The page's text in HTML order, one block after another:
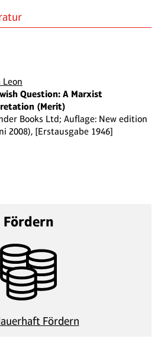
Leon
Question: A Marxist
(Merit)
Books Ltd; Auflage: New edition
2008), [Erstausgabe 1946]
Fördern
Fördern